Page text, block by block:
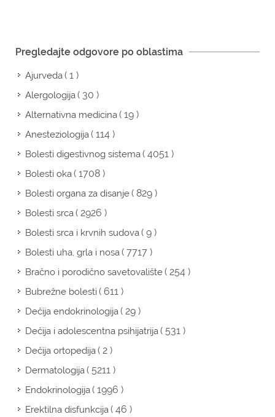
Pregledajte odgovore po oblastima
Ajurveda( 1 )
Alergologija( 30 )
Alternativna medicina( 19 )
Anesteziologija( 114 )
Bolesti digestivnog sistema( 4051 )
Bolesti oka( 1708 )
Bolesti organa za disanje( 829 )
Bolesti srca( 2926 )
Bolesti srca i krvnih sudova( 9 )
Bolesti uha, grla i nosa( 7717 )
Bračno i porodično savetovalište( 254 )
Bubrežne bolesti( 611 )
Dečija endokrinologija( 29 )
Dečija i adolescentna psihijatrija( 531 )
Dečija ortopedija( 2 )
Dermatologija( 5211 )
Endokrinologija( 1996 )
Erektilna disfunkcija( 46 )